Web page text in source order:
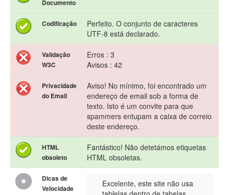
Documento
Codificação
Perfeito. O conjunto de caracteres
UTF-8 está declarado.
Validação
W3C
Erros : 3
Avisos : 42
Privacidade
do Email
Aviso! No mínimo, foi encontrado um
endereço de email sob a forma de
texto. Isto é um convite para que
spammers entupam a caixa de correio
deste endereço.
HTML
obsoleto
Fantástico! Não detetámos etiquetas
HTML obsoletas.
Dicas de
Velocidade
Excelente, este site não usa